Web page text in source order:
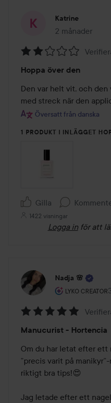
Katrine
2 månader
Inlägget
2
av
5
Hoppa över den
Den var helt vit, och
med streck när den
Översatt från danska
1 PRODUKT I INLÄGGET
Gilla
1422 visningar
Logga in för att
Nadja 🌸
LYKO CREATOR
Användarens
5
av
5
Manucurist - Hortencia
Om du har letat efter ett
”precis varit på
riktigt bra tips!😍
Jag letade efter ett